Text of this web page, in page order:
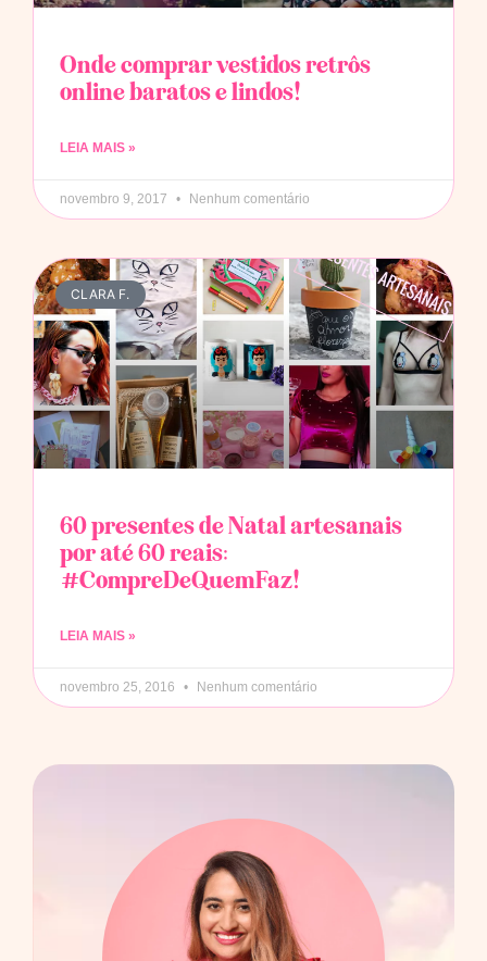
Onde comprar vestidos retrôs
online baratos e lindos!
LEIA MAIS »
novembro 9, 2017 Nenhum comentário
CLARA F.
60 presentes de Natal artesanais
por até 60 reais:
#CompreDeQuemFaz!
LEIA MAIS »
novembro 25, 2016 Nenhum comentário